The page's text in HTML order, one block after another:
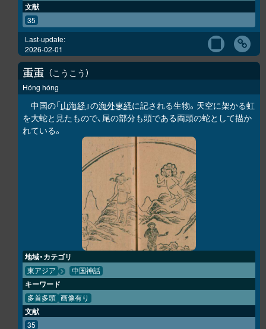
文献
35
Last-update:
2026-02-01
𧈫𧈫 こうこう
Hóng hóng
中国の「山海経 」の海外東経に記される生物。天空に架かる虹
を大蛇と見たもので、尾の部分も頭である両頭の蛇として描か
れている。
地域・カテゴリ
東アジア 中国神話
キーワード
多首多頭 画像有り
文献
35